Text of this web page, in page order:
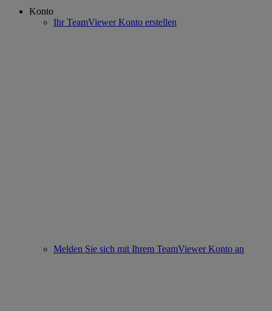
Konto
Ihr TeamViewer Konto erstellen
Melden Sie sich mit Ihrem TeamViewer Konto an